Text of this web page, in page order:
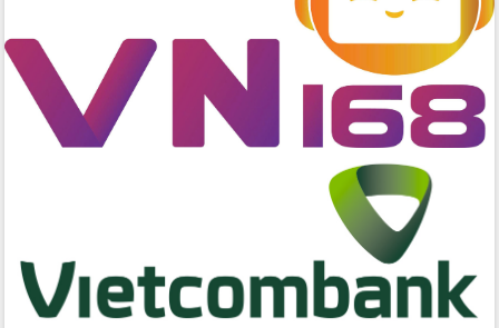
Đắk Lắk đẩy mạnh nuôi biển công
nghệ, hướng tới phát triển thủy sản
bền vững
Tập huấn nâng cao năng lực triển khai
chuyển đổi số cho cán bộ, công chức
Đẩy mạnh cải cách hành chính, quyết
tâm đạt được mục tiêu tăng trưởng
hai con số trong năm 2026